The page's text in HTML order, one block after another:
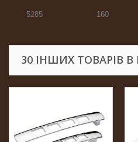
5285 160
30 ІНШИХ ТОВАРІВ В